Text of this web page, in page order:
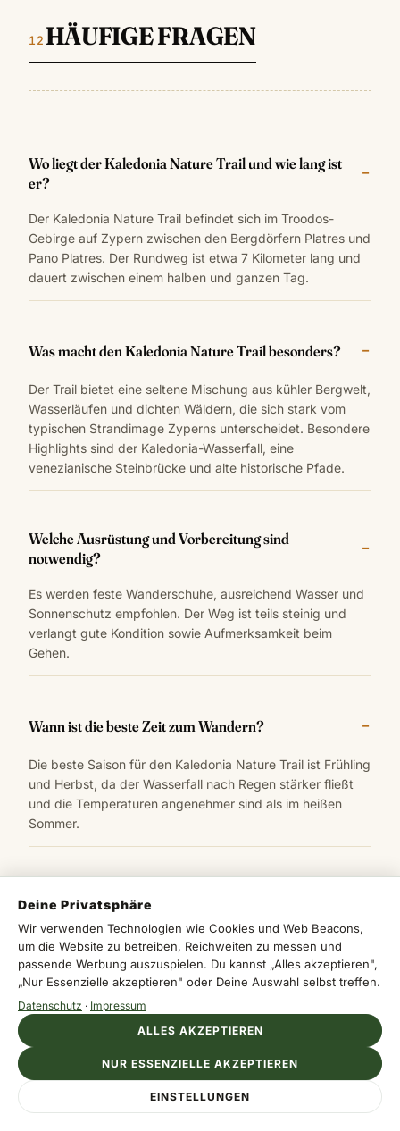
HÄUFIGE FRAGEN
Wo liegt der Kaledonia Nature Trail und wie lang ist
er?
Der Kaledonia Nature Trail befindet sich im Troodos-
Gebirge auf Zypern zwischen den Bergdörfern Platres und
Pano Platres. Der Rundweg ist etwa 7 Kilometer lang und
dauert zwischen einem halben und ganzen Tag.
Was macht den Kaledonia Nature Trail besonders?
Der Trail bietet eine seltene Mischung aus kühler Bergwelt,
Wasserläufen und dichten Wäldern, die sich stark vom
typischen Strandimage Zyperns unterscheidet. Besondere
Highlights sind der Kaledonia-Wasserfall, eine
venezianische Steinbrücke und alte historische Pfade.
Welche Ausrüstung und Vorbereitung sind
notwendig?
Es werden feste Wanderschuhe, ausreichend Wasser und
Sonnenschutz empfohlen. Der Weg ist teils steinig und
verlangt gute Kondition sowie Aufmerksamkeit beim
Gehen.
Wann ist die beste Zeit zum Wandern?
Die beste Saison für den Kaledonia Nature Trail ist Frühling
und Herbst, da der Wasserfall nach Regen stärker fließt
und die Temperaturen angenehmer sind als im heißen
Sommer.
Was denkst du?
Schreib uns deine Meinung in die Kommentare —
wir lesen jedes Feedback und antworten gern.
Deine Privatsphäre
Wir verwenden Technologien wie Cookies und Web Beacons,
um die Website zu betreiben, Reichweiten zu messen und
passende Werbung auszuspielen. Du kannst „Alles akzeptieren",
„Nur Essenzielle akzeptieren" oder Deine Auswahl selbst treffen.
Datenschutz · Impressum
EINSTELLUNGEN
NUR ESSENZIELLE AKZEPTIEREN
ALLES AKZEPTIEREN